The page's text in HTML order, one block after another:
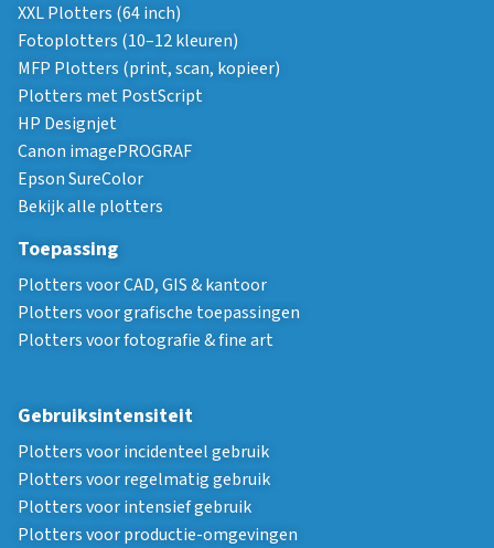
XXL Plotters (64 inch)
Fotoplotters (10–12 kleuren)
MFP Plotters (print, scan, kopieer)
Plotters met PostScript
HP Designjet
Canon imagePROGRAF
Epson SureColor
Bekijk alle plotters
Toepassing
Plotters voor CAD, GIS & kantoor
Plotters voor grafische toepassingen
Plotters voor fotografie & fine art
Gebruiksintensiteit
Plotters voor incidenteel gebruik
Plotters voor regelmatig gebruik
Plotters voor intensief gebruik
Plotters voor productie-omgevingen